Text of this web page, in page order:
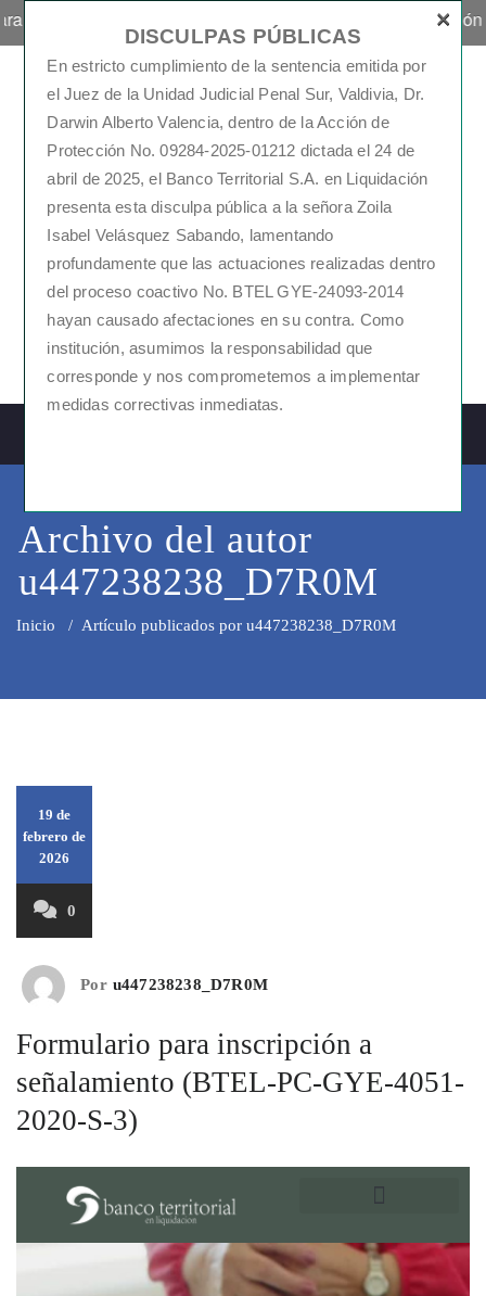
obligaciones pendientes de pago, aplicación de
Bienvenidos al Banco
Territorial S.A. En
Liquidación
Sitio Web del Banco Territorial S.A. En Liquidación
Archivo del autor
u447238238_D7R0M
Inicio / Artículo publicados por u447238238_D7R0M
19 de
febrero de
2026
0
Por u447238238_D7R0M
Formulario para inscripción a
señalamiento (BTEL-PC-GYE-4051-
2020-S-3)
DISCULPAS PÚBLICAS
En estricto cumplimiento de la sentencia emitida por
el Juez de la Unidad Judicial Penal Sur, Valdivia, Dr.
Darwin Alberto Valencia, dentro de la Acción de
Protección No. 09284-2025-01212 dictada el 24 de
abril de 2025, el Banco Territorial S.A. en Liquidación
presenta esta disculpa pública a la señora Zoila
Isabel Velásquez Sabando, lamentando
profundamente que las actuaciones realizadas dentro
del proceso coactivo No. BTELGYE-24093-2014
hayan causado afectaciones en su contra. Como
institución, asumimos la responsabilidad que
corresponde y nos comprometemos a implementar
medidas correctivas inmediatas.
×